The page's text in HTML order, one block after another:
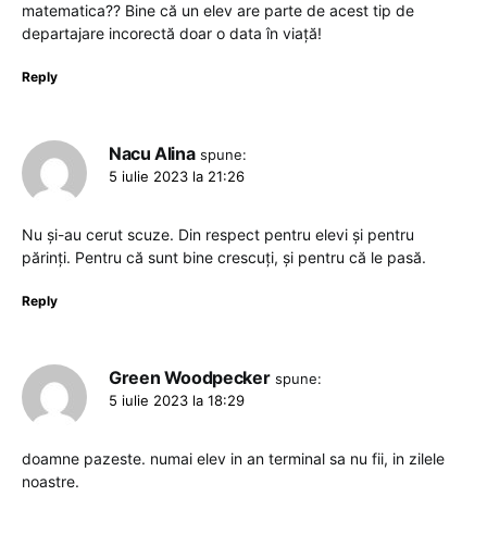
matematica?? Bine că un elev are parte de acest tip de
departajare incorectă doar o data în viață!
Reply
Nacu Alina spune:
5 iulie 2023 la 21:26
Nu și-au cerut scuze. Din respect pentru elevi și pentru
părinți. Pentru că sunt bine crescuți, și pentru că le pasă.
Reply
Green Woodpecker spune:
5 iulie 2023 la 18:29
doamne pazeste. numai elev in an terminal sa nu fii, in zilele
noastre.